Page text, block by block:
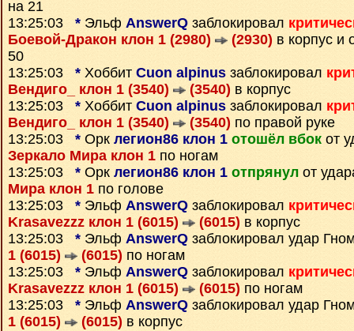
на 21
13:25:03 * Эльф AnswerQ заблокировал
Боевой-Дракон клон 1 (2980)
(2930) в корпус и
50
13:25:03 * Хоббит Cuon alpinus заблокировал
Вендиго_ клон 1 (3540)
(3540) в корпус
13:25:03 * Хоббит Cuon alpinus заблокировал
Вендиго_ клон 1 (3540)
(3540) по правой руке
13:25:03 * Орк легион86 клон 1 отошёл вбок от
Зеркало Мира клон 1 по ногам
13:25:03 * Орк легион86 клон 1 отпрянул от
Мира клон 1 по голове
13:25:03 * Эльф AnswerQ заблокировал
Krasavezzz клон 1 (6015)
(6015) в корпус
13:25:03 * Эльф AnswerQ заблокировал удар
1 (6015)
(6015) по ногам
13:25:03 * Эльф AnswerQ заблокировал
Krasavezzz клон 1 (6015)
(6015) по ногам
13:25:03 * Эльф AnswerQ заблокировал удар
1 (6015)
(6015) в корпус